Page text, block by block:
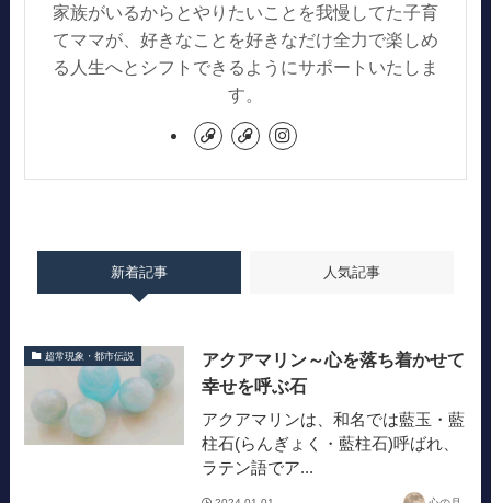
家族がいるからとやりたいことを我慢してた子育
てママが、好きなことを好きなだけ全力で楽しめ
る人生へとシフトできるようにサポートいたしま
す。
新着記事 人気記事
超常現象・都市伝説
アクアマリン～心を落ち着かせて
幸せを呼ぶ石
アクアマリンは、和名では藍玉・藍
柱石(らんぎょく・藍柱石)呼ばれ、
ラテン語でア...